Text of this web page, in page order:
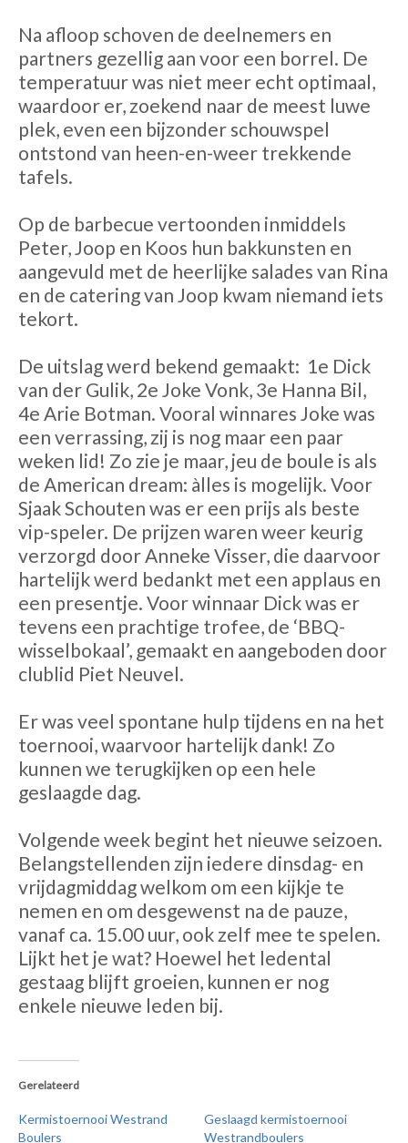
Na afloop schoven de deelnemers en
partners gezellig aan voor een borrel. De
temperatuur was niet meer echt optimaal,
waardoor er, zoekend naar de meest luwe
plek, even een bijzonder schouwspel
ontstond van heen-en-weer trekkende
tafels.
Op de barbecue vertoonden inmiddels
Peter, Joop en Koos hun bakkunsten en
aangevuld met de heerlijke salades van Rina
en de catering van Joop kwam niemand iets
tekort.
De uitslag werd bekend gemaakt: 1e Dick
van der Gulik, 2e Joke Vonk, 3e Hanna Bil,
4e Arie Botman. Vooral winnares Joke was
een verrassing, zij is nog maar een paar
weken lid! Zo zie je maar, jeu de boule is als
de American dream: àlles is mogelijk. Voor
Sjaak Schouten was er een prijs als beste
vip-speler. De prijzen waren weer keurig
verzorgd door Anneke Visser, die daarvoor
hartelijk werd bedankt met een applaus en
een presentje. Voor winnaar Dick was er
tevens een prachtige trofee, de ‘BBQ-
wisselbokaal’, gemaakt en aangeboden door
clublid Piet Neuvel.
Er was veel spontane hulp tijdens en na het
toernooi, waarvoor hartelijk dank! Zo
kunnen we terugkijken op een hele
geslaagde dag.
Volgende week begint het nieuwe seizoen.
Belangstellenden zijn iedere dinsdag- en
vrijdagmiddag welkom om een kijkje te
nemen en om desgewenst na de pauze,
vanaf ca. 15.00 uur, ook zelf mee te spelen.
Lijkt het je wat? Hoewel het ledental
gestaag blijft groeien, kunnen er nog
enkele nieuwe leden bij.
Gerelateerd
Kermistoernooi Westrand
Boulers
Geslaagd kermistoernooi
Westrandboulers